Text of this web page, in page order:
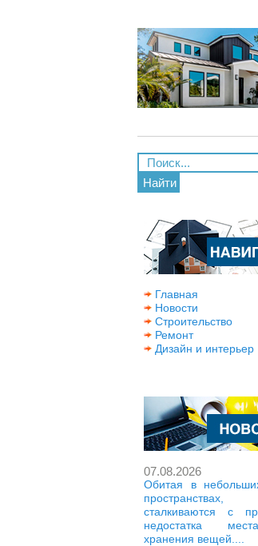
Найти
Главная
Новости
Строительство
Ремонт
Дизайн и интерьер
07.08.2026
Обитая в
пространствах,
сталкиваются с
недостатка
хранения вещей....